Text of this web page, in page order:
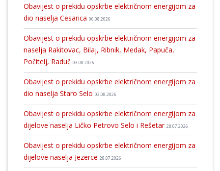
Obavijest o prekidu opskrbe električnom energijom za
dio naselja Cesarica 06.08.2026
Obavijest o prekidu opskrbe električnom energijom za
naselja Rakitovac, Bilaj, Ribnik, Medak, Papuča,
Počitelj, Raduč 03.08.2026
Obavijest o prekidu opskrbe električnom energijom za
dio naselja Staro Selo 03.08.2026
Obavijest o prekidu opskrbe električnom energijom za
dijelove naselja Ličko Petrovo Selo i Rešetar 28.07.2026
Obavijest o prekidu opskrbe električnom energijom za
dijelove naselja Jezerce 28.07.2026